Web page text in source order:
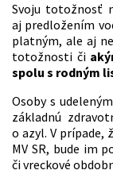
Svoju totožnosť
aj predložením
platným, ale aj
totožnosti či
spolu s rodným
Osoby s
základnú
o azyl. V prípade,
MV SR, bude im
či vreckové